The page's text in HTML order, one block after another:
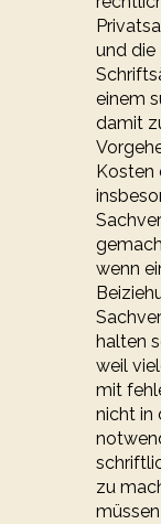
und die
einem
damit
Kosten
wenn
halten
weil
mit
nicht in
zu